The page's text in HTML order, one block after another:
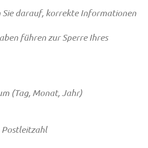
Sie darauf, korrekte Informationen
führen zur Sperre Ihres
(Tag, Monat, Jahr)